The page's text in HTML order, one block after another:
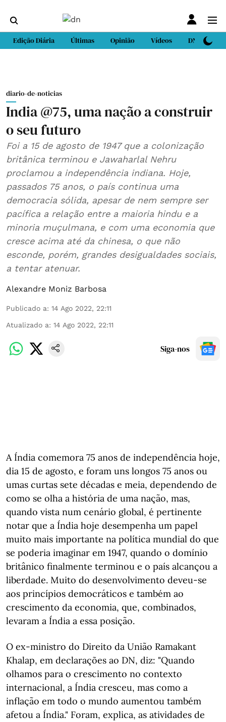
Edição Diária Últimas Opinião Vídeos DN Sport
diario-de-noticias
India @75, uma nação a construir
o seu futuro
Foi a 15 de agosto de 1947 que a colonização
britânica terminou e Jawaharlal Nehru
proclamou a independência indiana. Hoje,
passados 75 anos, o país continua uma
democracia sólida, apesar de nem sempre ser
pacífica a relação entre a maioria hindu e a
minoria muçulmana, e com uma economia que
cresce acima até da chinesa, o que não
esconde, porém, grandes desigualdades sociais,
a tentar atenuar.
Alexandre Moniz Barbosa
Publicado a: 14 Ago 2022, 22:11
Atualizado a: 14 Ago 2022, 22:11
Siga-nos
A Índia comemora 75 anos de independência hoje,
dia 15 de agosto, e foram uns longos 75 anos ou
umas curtas sete décadas e meia, dependendo de
como se olha a história de uma nação, mas,
quando vista num cenário global, é pertinente
notar que a Índia hoje desempenha um papel
muito mais importante na política mundial do que
se poderia imaginar em 1947, quando o domínio
britânico finalmente terminou e o país alcançou a
liberdade. Muito do desenvolvimento deveu-se
aos princípios democráticos e também ao
crescimento da economia, que, combinados,
levaram a Índia a essa posição.
O ex-ministro do Direito da União Ramakant
Khalap, em declarações ao DN, diz: "Quando
olhamos para o crescimento no contexto
internacional, a Índia cresceu, mas como a
inflação em todo o mundo aumentou também
afetou a Índia." Foram, explica, as atividades de